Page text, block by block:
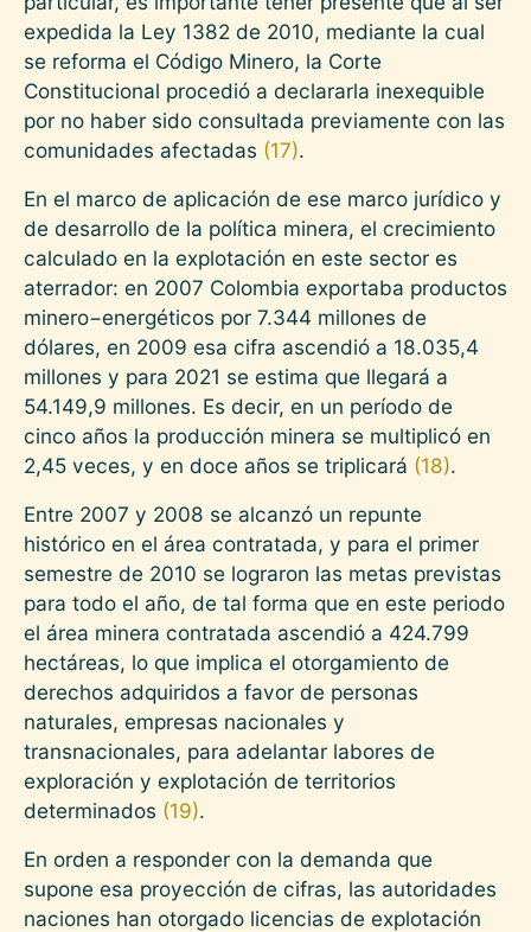
expedida la Ley 1382 de 2010, mediante la cual
se reforma el Código Minero, la Corte
Constitucional procedió a declararla inexequible
por no haber sido consultada previamente con las
comunidades afectadas (17).
En el marco de aplicación de ese marco jurídico y
de desarrollo de la política minera, el crecimiento
calculado en la explotación en este sector es
aterrador: en 2007 Colombia exportaba productos
minero−energéticos por 7.344 millones de
dólares, en 2009 esa cifra ascendió a 18.035,4
millones y para 2021 se estima que llegará a
54.149,9 millones. Es decir, en un período de
cinco años la producción minera se multiplicó en
2,45 veces, y en doce años se triplicará (18).
Entre 2007 y 2008 se alcanzó un repunte
histórico en el área contratada, y para el primer
semestre de 2010 se lograron las metas previstas
para todo el año, de tal forma que en este periodo
el área minera contratada ascendió a 424.799
hectáreas, lo que implica el otorgamiento de
derechos adquiridos a favor de personas
naturales, empresas nacionales y
transnacionales, para adelantar labores de
exploración y explotación de territorios
determinados (19).
En orden a responder con la demanda que
supone esa proyección de cifras, las autoridades
naciones han otorgado licencias de explotación